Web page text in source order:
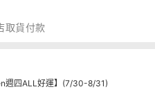
取貨付款
週四ALL好運】(7/30-8/31)